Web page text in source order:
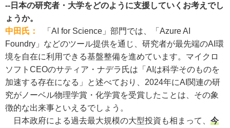
--日本の研究者・大学をどのように支援していくお考えでし
ょうか。
中田氏：
「AI for Science」部門では、「Azure AI
Foundry」などのツール提供を通じ、研究者が最先端のAI環
境を自在に利用できる基盤整備を進めています。マイクロ
ソフトCEOのサティア・ナデラ氏は「AIは科学そのものを
加速する存在になる」と述べており、2024年にAI関連の研
究がノーベル物理学賞・化学賞を受賞したことは、その象
徴的な出来事といえるでしょう。
日本政府による過去最大規模の大型投資も相まって、 今